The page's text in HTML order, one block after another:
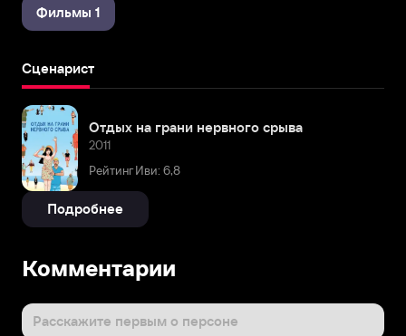
Фильмы 1
Сценарист
Отдых на грани нервного срыва
2011
Рейтинг Иви: 6,8
Подробнее
Комментарии
Расскажите первым о персоне